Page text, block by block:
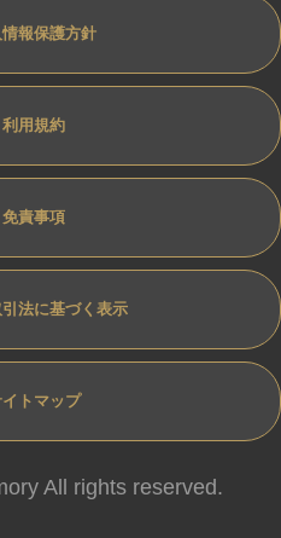
報保護方針
利用規約
免責事項
法に基づく表示
トマップ
All rights reserved.